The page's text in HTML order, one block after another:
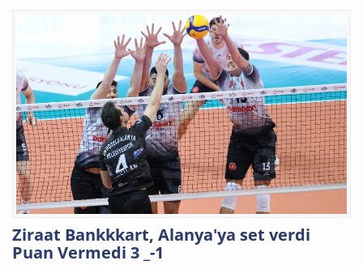
Ziraat Bankkkart, Alanya'ya set verdi
Puan Vermedi 3 _-1